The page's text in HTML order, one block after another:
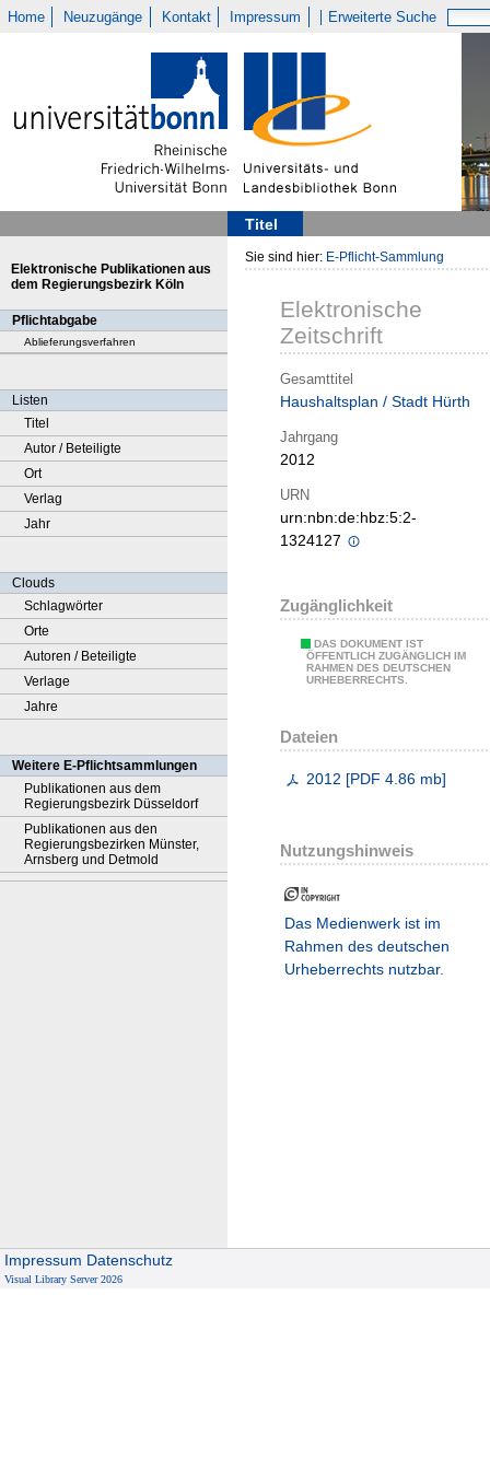
Home Neuzugänge Kontakt Impressum Erweiterte Suche
Titel
Elektronische Publikationen aus
dem Regierungsbezirk Köln
Pflichtabgabe
Ablieferungsverfahren
Listen
Titel
Autor / Beteiligte
Ort
Verlag
Jahr
Clouds
Schlagwörter
Orte
Autoren / Beteiligte
Verlage
Jahre
Weitere E-Pflichtsammlungen
Publikationen aus dem
Regierungsbezirk Düsseldorf
Publikationen aus den
Regierungsbezirken Münster,
Arnsberg und Detmold
Sie sind hier: E-Pflicht-Sammlung
Elektronische
Zeitschrift
Gesamttitel
Haushaltsplan / Stadt Hürth
Jahrgang
2012
URN
urn:nbn:de:hbz:5:2-
1324127
Zugänglichkeit
DAS DOKUMENT IST
ÖFFENTLICH ZUGÄNGLICH IM
RAHMEN DES DEUTSCHEN
URHEBERRECHTS.
Dateien
2012 [PDF 4.86 mb]
Nutzungshinweis
Das Medienwerk ist im
Rahmen des deutschen
Urheberrechts nutzbar.
Impressum Datenschutz
Visual Library Server 2026